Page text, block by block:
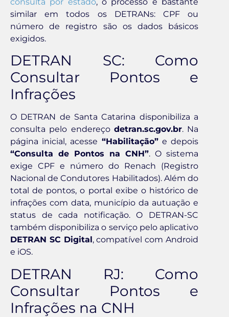
similar em todos os DETRANs: CPF ou
número de registro são os dados básicos
exigidos.
DETRAN SC: Como
Consultar Pontos e
Infrações
O DETRAN de Santa Catarina disponibiliza a
consulta pelo endereço detran.sc.gov.br. Na
página inicial, acesse “Habilitação”e depois
“Consulta de Pontos na CNH”. O sistema
exige CPF e número do Renach (Registro
Nacional de Condutores Habilitados). Além do
total de pontos, o portal exibe o histórico de
infrações com data, município da autuação e
status de cada notificação. O DETRAN-SC
também disponibiliza o serviço pelo aplicativo
DETRAN SC Digital, compatível com Android
e iOS.
DETRAN RJ: Como
Consultar Pontos e
Infrações na CNH